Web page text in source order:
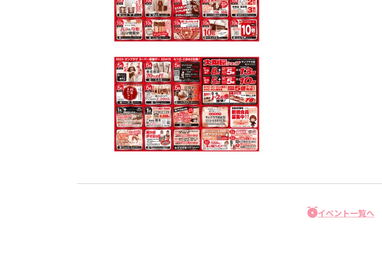
イベント一覧へ